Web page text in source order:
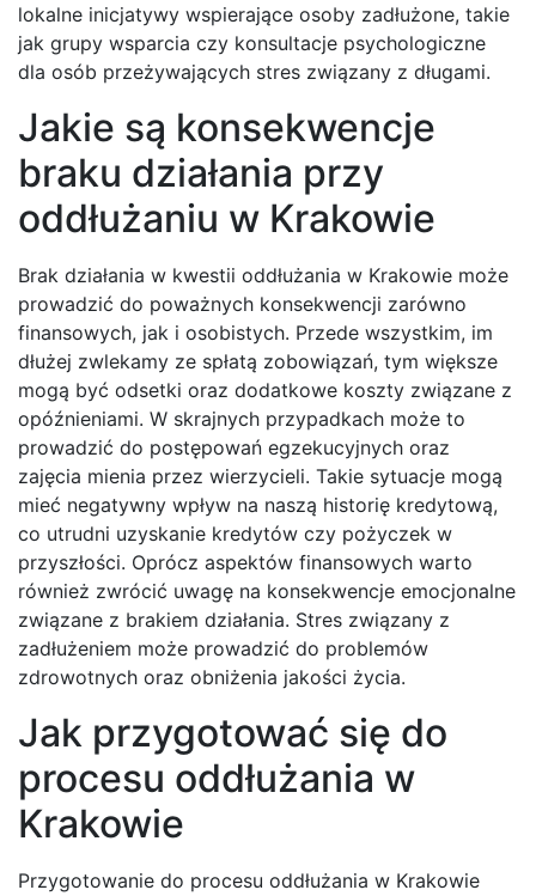
lokalne inicjatywy wspierające osoby zadłużone, takie
jak grupy wsparcia czy konsultacje psychologiczne
dla osób przeżywających stres związany z długami.
Jakie są konsekwencje
braku działania przy
oddłużaniu w Krakowie
Brak działania w kwestii oddłużania w Krakowie może
prowadzić do poważnych konsekwencji zarówno
finansowych, jak i osobistych. Przede wszystkim, im
dłużej zwlekamy ze spłatą zobowiązań, tym większe
mogą być odsetki oraz dodatkowe koszty związane z
opóźnieniami. W skrajnych przypadkach może to
prowadzić do postępowań egzekucyjnych oraz
zajęcia mienia przez wierzycieli. Takie sytuacje mogą
mieć negatywny wpływ na naszą historię kredytową,
co utrudni uzyskanie kredytów czy pożyczek w
przyszłości. Oprócz aspektów finansowych warto
również zwrócić uwagę na konsekwencje emocjonalne
związane z brakiem działania. Stres związany z
zadłużeniem może prowadzić do problemów
zdrowotnych oraz obniżenia jakości życia.
Jak przygotować się do
procesu oddłużania w
Krakowie
Przygotowanie do procesu oddłużania w Krakowie